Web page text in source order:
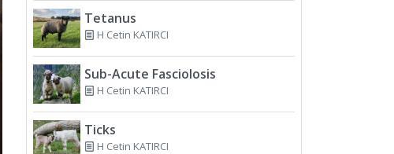
Tetanus
H Cetin KATIRCI
Sub-Acute Fasciolosis
H Cetin KATIRCI
Ticks
H Cetin KATIRCI